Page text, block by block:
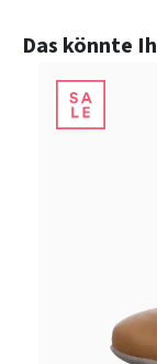
Produktgalerie
Das könnte